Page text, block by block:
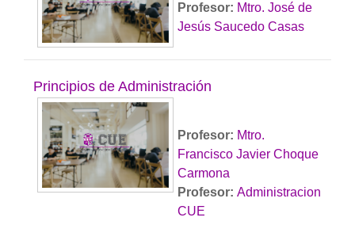
Profesor: Mtro. José de
Jesús Saucedo Casas
Principios de Administración
Profesor: Mtro.
Francisco Javier Choque
Carmona
Profesor: Administracion
CUE